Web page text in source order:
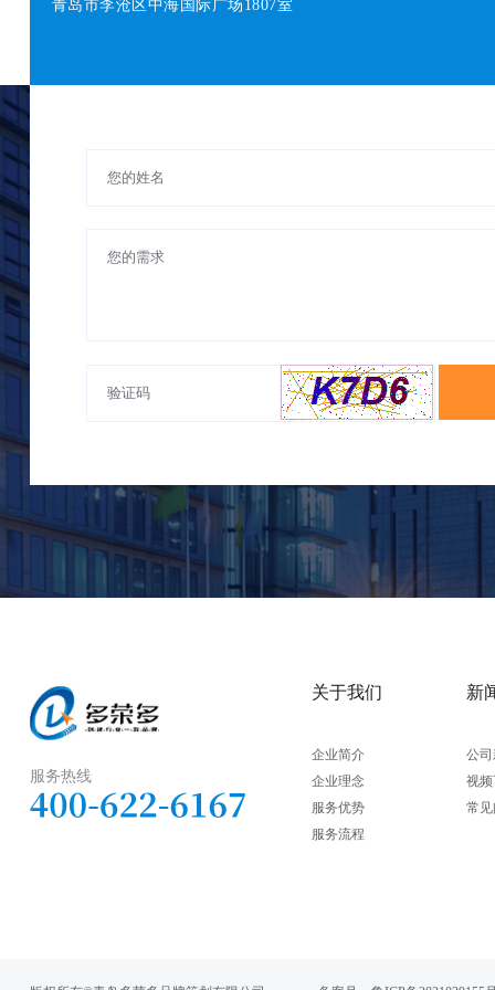
青岛市李沧区中海国际广场1807室
服务热线
关于我们
企业简介
企业理念
服务优势
服务流程
新
公
视
常